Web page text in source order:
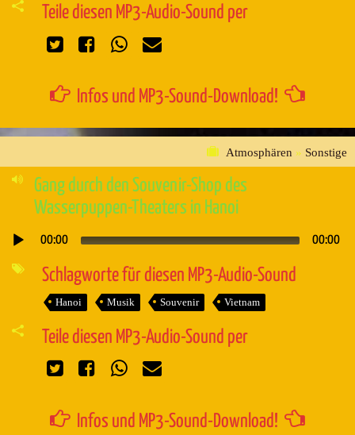
Teile diesen MP3-Audio-Sound per
Infos und MP3-Sound-Download!
Atmosphären » Sonstige
Gang durch den Souvenir-Shop des
Wasserpuppen-Theaters in Hanoi
Audio-
00:00 00:00
Schlagworte für diesen MP3-Audio-Sound
Hanoi Musik Souvenir Vietnam
Teile diesen MP3-Audio-Sound per
Infos und MP3-Sound-Download!